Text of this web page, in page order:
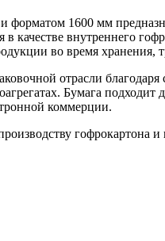
форматом 1600 мм
качестве внутреннего
во время хранения,
отрасли
Бумага
коммерции.